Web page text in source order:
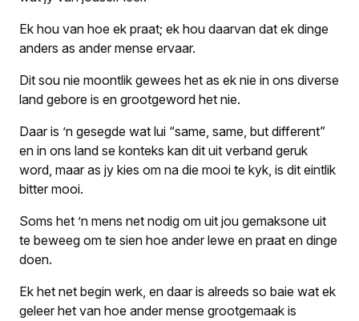
Ek hou van hoe ek praat; ek hou daarvan dat ek dinge
anders as ander mense ervaar.
Dit sou nie moontlik gewees het as ek nie in ons diverse
land gebore is en grootgeword het nie.
Daar is ’n gesegde wat lui “same, same, but different”
en in ons land se konteks kan dit uit verband geruk
word, maar as jy kies om na die mooi te kyk, is dit eintlik
bitter mooi.
Soms het ’n mens net nodig om uit jou gemaksone uit
te beweeg om te sien hoe ander lewe en praat en dinge
doen.
Ek het net begin werk, en daar is alreeds so baie wat ek
geleer het van hoe ander mense grootgemaak is